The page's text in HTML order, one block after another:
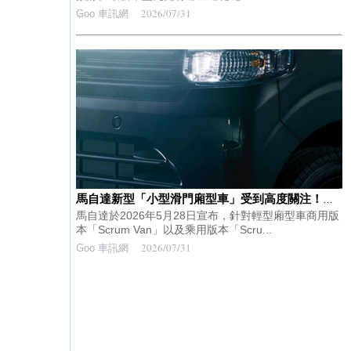
Goo 車訊網 2026/07/31
馬自達於2026年5月28日宣布，針對輕型廂型車商用版
本「Scrum Van」以及乘用版本「Scru...
Goo 車訊網 2026/07/31